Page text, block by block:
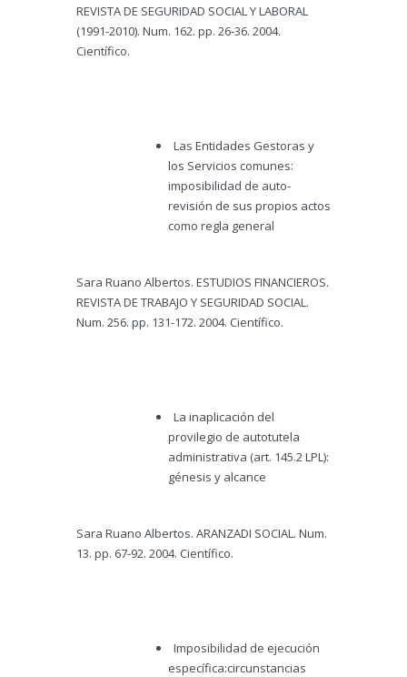
REVISTA DE SEGURIDAD SOCIAL Y LABORAL
(1991-2010). Num. 162. pp. 26-36. 2004.
Científico.
Las Entidades Gestoras y
los Servicios comunes:
imposibilidad de auto-
revisión de sus propios actos
como regla general
Sara Ruano Albertos. ESTUDIOS FINANCIEROS.
REVISTA DE TRABAJO Y SEGURIDAD SOCIAL.
Num. 256. pp. 131-172. 2004. Científico.
La inaplicación del
provilegio de autotutela
administrativa (art. 145.2 LPL):
génesis y alcance
Sara Ruano Albertos. ARANZADI SOCIAL. Num.
13. pp. 67-92. 2004. Científico.
Imposibilidad de ejecución
específica:circunstancias